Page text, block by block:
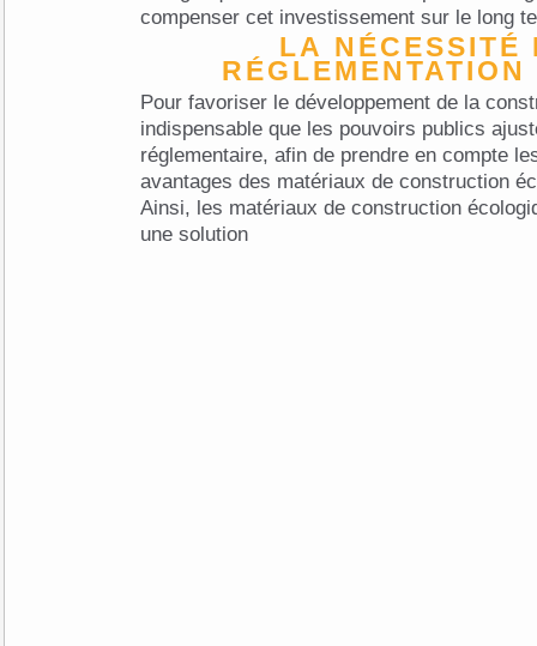
compenser cet investissement sur le long
LA NÉCESSITÉ D'UNE
Pour favoriser le développement de la
indispensable que les pouvoirs publics
réglementaire, afin de prendre en compte
avantages des matériaux de construction
Ainsi, les matériaux de construction
une solution